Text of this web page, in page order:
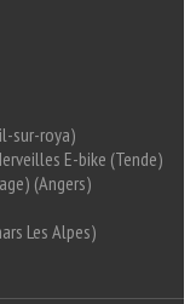
sur-roya)
E-bike (Tende)
(Angers)
Les Alpes)